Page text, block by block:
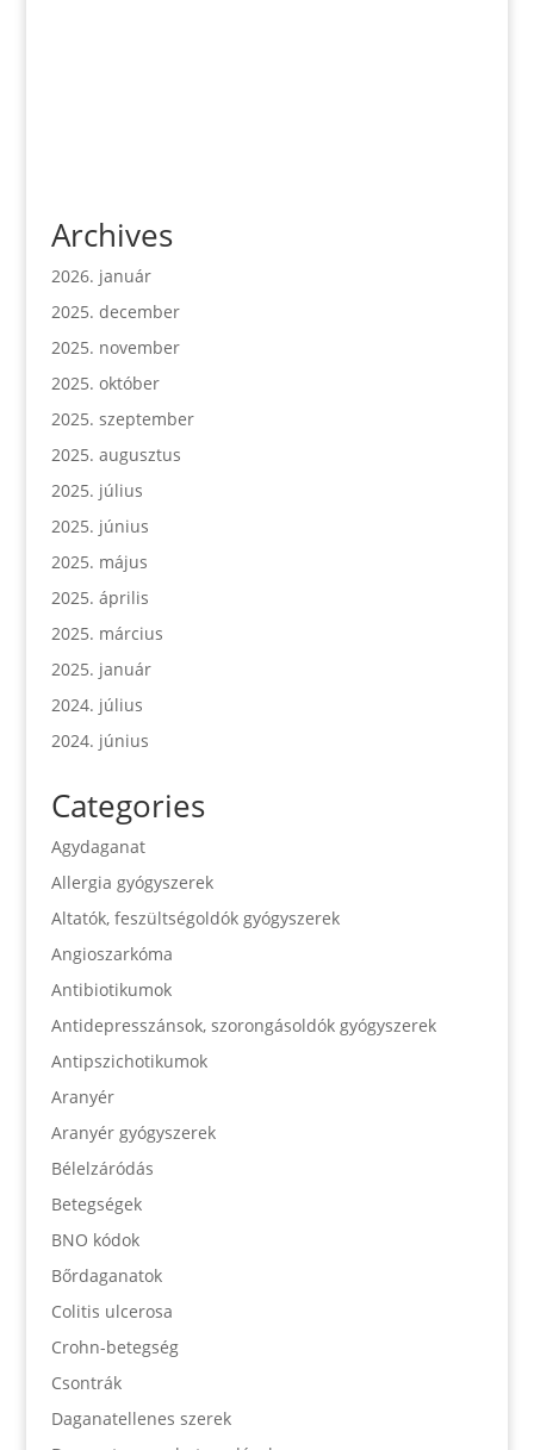
Archives
2026. január
2025. december
2025. november
2025. október
2025. szeptember
2025. augusztus
2025. július
2025. június
2025. május
2025. április
2025. március
2025. január
2024. július
2024. június
Categories
Agydaganat
Allergia gyógyszerek
Altatók, feszültségoldók gyógyszerek
Angioszarkóma
Antibiotikumok
Antidepresszánsok, szorongásoldók gyógyszerek
Antipszichotikumok
Aranyér
Aranyér gyógyszerek
Bélelzáródás
Betegségek
BNO kódok
Bőrdaganatok
Colitis ulcerosa
Crohn-betegség
Csontrák
Daganatellenes szerek